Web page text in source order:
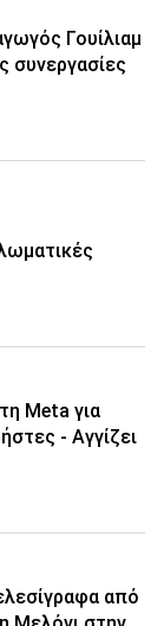
Γουίλιαμ
συνεργασίες
Meta για
- Αγγίζει
από